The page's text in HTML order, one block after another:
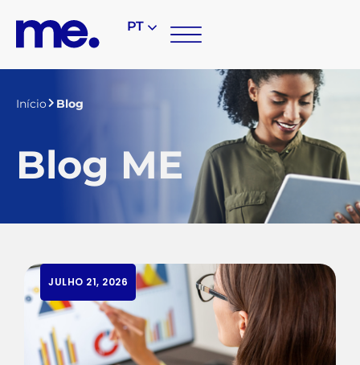
PT
Início Blog
Blog ME
JULHO 21, 2026